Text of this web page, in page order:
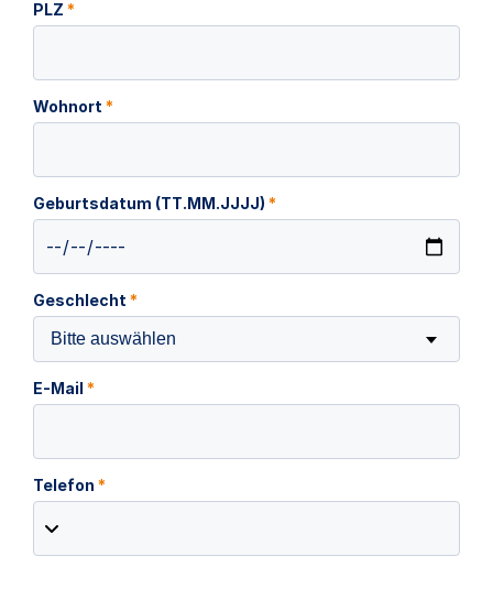
PLZ *
Wohnort *
Geburtsdatum (TT.MM.JJJJ) *
Geschlecht *
Bitte auswählen
E-Mail *
Telefon *